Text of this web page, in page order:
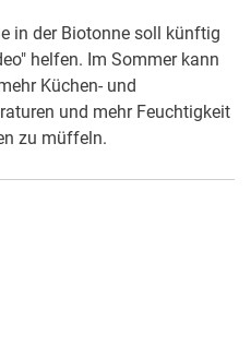
in der Biotonne soll künftig
helfen. Im Sommer kann
Küchen- und
und mehr Feuchtigkeit
zu müffeln.